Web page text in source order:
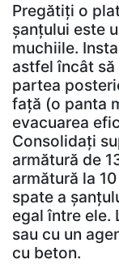
Pregătiți o
șanțului este
muchiile.
astfel încât
partea
față (o panta
evacuarea
Consolidați
armătură de
armătură la
spate a
egal între ele.
sau cu un
cu beton.